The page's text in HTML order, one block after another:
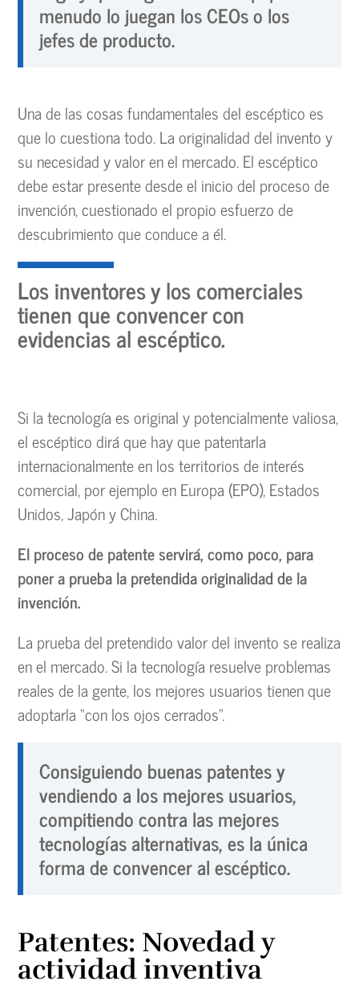
menudo lo juegan los CEOs o los
jefes de producto.
Una de las cosas fundamentales del escéptico es
que lo cuestiona todo. La originalidad del invento y
su necesidad y valor en el mercado. El escéptico
debe estar presente desde el inicio del proceso de
invención, cuestionado el propio esfuerzo de
descubrimiento que conduce a él.
Los inventores y los comerciales
tienen que convencer con
evidencias al escéptico.
Si la tecnología es original y potencialmente valiosa,
el escéptico dirá que hay que patentarla
internacionalmente en los territorios de interés
comercial, por ejemplo en Europa (EPO), Estados
Unidos, Japón y China.
El proceso de patente servirá, como poco, para
poner a prueba la pretendida originalidad de la
invención.
La prueba del pretendido valor del invento se realiza
en el mercado. Si la tecnología resuelve problemas
reales de la gente, los mejores usuarios tienen que
adoptarla “con los ojos cerrados”.
Consiguiendo buenas patentes y
vendiendo a los mejores usuarios,
compitiendo contra las mejores
tecnologías alternativas, es la única
forma de convencer al escéptico.
Patentes: Novedad y
actividad inventiva